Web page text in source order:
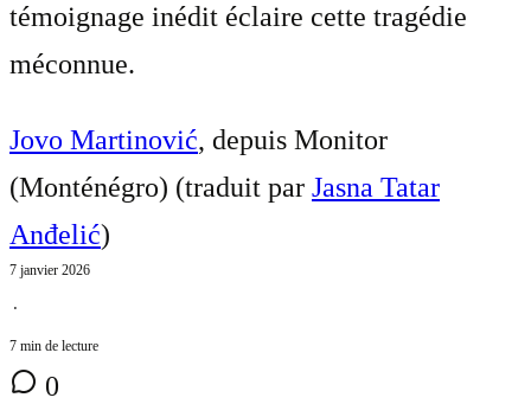
témoignage inédit éclaire cette tragédie
méconnue.
Jovo Martinović, depuis Monitor
(Monténégro) (traduit par Jasna Tatar
Anđelić)
7 janvier 2026
⋅
7 min de lecture
0